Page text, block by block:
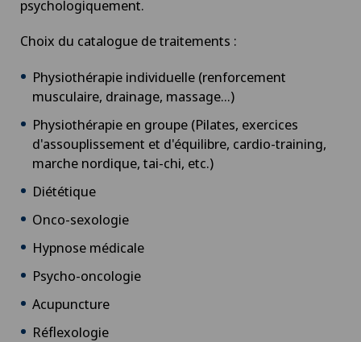
psychologiquement.
Choix du catalogue de traitements :
Physiothérapie individuelle (renforcement
musculaire, drainage, massage...)
Physiothérapie en groupe (Pilates, exercices
d'assouplissement et d'équilibre, cardio-training,
marche nordique, tai-chi, etc.)
Diététique
Onco-sexologie
Hypnose médicale
Psycho-oncologie
Acupuncture
Réflexologie